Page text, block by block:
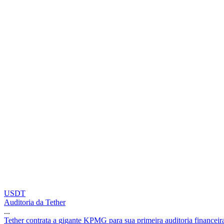
USDT
Auditoria da Tether
...
Tether contrata a gigante KPMG para sua primeira auditoria financeir